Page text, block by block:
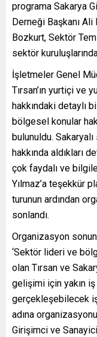
programa Sakarya
Derneği Başkanı
Bozkurt, Sektör
sektör
İşletmeler Genel
Tırsan’ın yurtiçi ve
hakkındaki detaylı
bölgesel konular
bulunuldu.
hakkında aldıkları
çok faydalı ve
Yılmaz’a teşekkür
turunun ardından
sonlandı.
Organizasyon
‘Sektör lideri ve
olan Tırsan ve
gelişimi için yakın
gerçekleşebilecek
adına
Girişimci ve